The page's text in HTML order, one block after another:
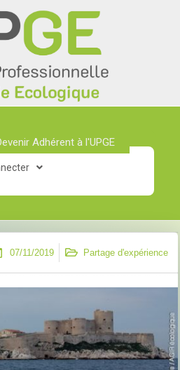
Adhérent à l'UPGE​
07/11/2019 Partage d'expérience